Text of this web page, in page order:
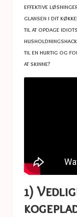
effektive
glansen i dit
til at opdage
til en hurtig og
at skinne?
1)